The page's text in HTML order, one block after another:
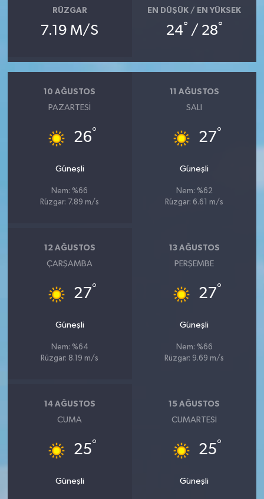
RÜZGAR
7.19 M/S
EN DÜŞÜK / EN YÜKSEK
24° / 28°
10 AĞUSTOS
PAZARTESI
26°
Güneşli
Nem: %66
Rüzgar: 7.89 m/s
11 AĞUSTOS
SALI
27°
Güneşli
Nem: %62
Rüzgar: 6.61 m/s
12 AĞUSTOS
ÇARŞAMBA
27°
Güneşli
Nem: %64
Rüzgar: 8.19 m/s
13 AĞUSTOS
PERŞEMBE
27°
Güneşli
Nem: %66
Rüzgar: 9.69 m/s
14 AĞUSTOS
CUMA
25°
Güneşli
15 AĞUSTOS
CUMARTESI
25°
Güneşli